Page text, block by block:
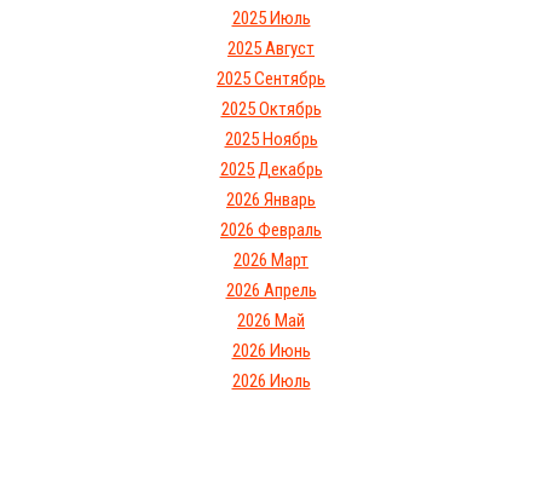
2025 Июль
2025 Август
2025 Сентябрь
2025 Октябрь
2025 Ноябрь
2025 Декабрь
2026 Январь
2026 Февраль
2026 Март
2026 Апрель
2026 Май
2026 Июнь
2026 Июль